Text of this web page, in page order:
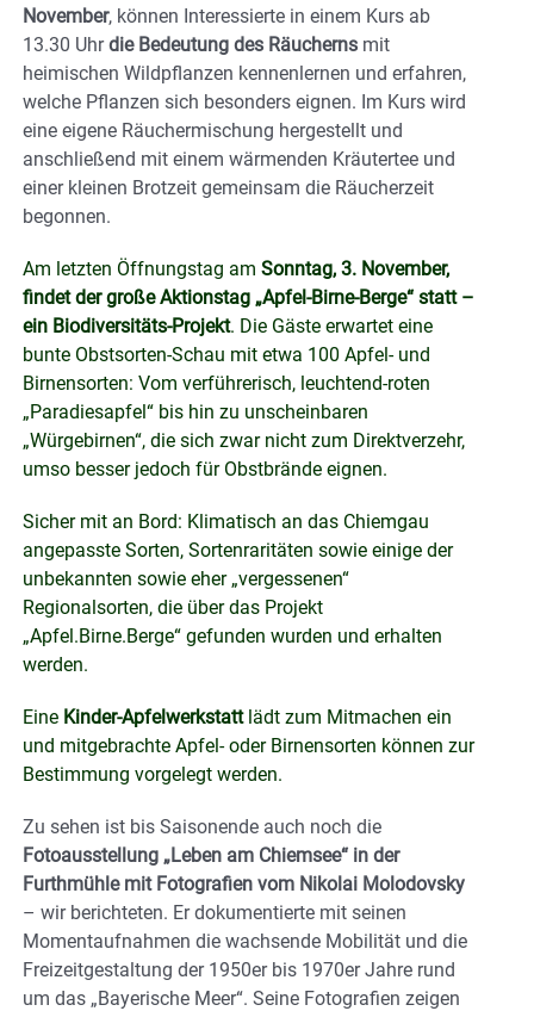
November, können Interessierte in einem Kurs ab
13.30 Uhrdie Bedeutung des Räucherns mit
heimischen Wildpflanzen kennenlernen und erfahren,
welche Pflanzen sich besonders eignen. Im Kurs wird
eine eigene Räuchermischung hergestellt und
anschließend mit einem wärmenden Kräutertee und
einer kleinen Brotzeit gemeinsam die Räucherzeit
begonnen.
Am letzten Öffnungstag am Sonntag, 3. November,
findet der große Aktionstag „Apfel-Birne-Berge“ statt –
ein Biodiversitäts-Projekt. Die Gäste erwartet eine
bunte Obstsorten-Schau mit etwa 100 Apfel- und
Birnensorten: Vom verführerisch, leuchtend-roten
„Paradiesapfel“ bis hin zu unscheinbaren
„Würgebirnen“, die sich zwar nicht zum Direktverzehr,
umso besser jedoch für Obstbrände eignen.
Sicher mit an Bord: Klimatisch an das Chiemgau
angepasste Sorten, Sortenraritäten sowie einige der
unbekannten sowie eher „vergessenen“
Regionalsorten, die über das Projekt
„Apfel.Birne.Berge“ gefunden wurden und erhalten
werden.
Eine Kinder-Apfelwerkstattlädt zum Mitmachen ein
und mitgebrachte Apfel- oder Birnensorten können zur
Bestimmung vorgelegt werden.
Zu sehen ist bis Saisonende auch noch die
Fotoausstellung „Leben am Chiemsee“ in der
Furthmühle mit Fotografien vom Nikolai Molodovsky
– wir berichteten. Er dokumentierte mit seinen
Momentaufnahmen die wachsende Mobilität und die
Freizeitgestaltung der 1950er bis 1970er Jahre rund
um das „Bayerische Meer“. Seine Fotografien zeigen